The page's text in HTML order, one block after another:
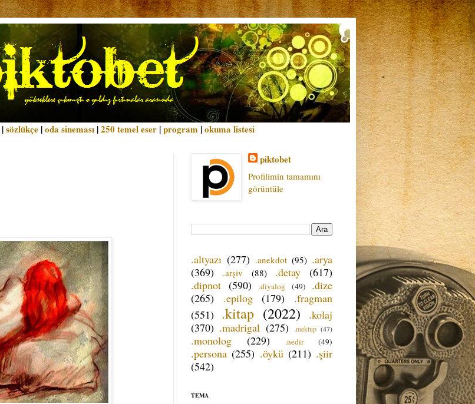
|sözlükçe |oda sineması |250 temel eser |program |okuma listesi
piktobet
Profilimin tamamını
görüntüle
.altyazı (277) .anekdot (95) .arya
(369)
.arşiv (88) .detay
(617)
.dipnot (590) .diyalog (49)
.dize
(265)
.epilog (179)
.fragman
(551) .kitap (2022)
.kolaj
(370) .madrigal (275) .mektup (47)
.monolog (229) .nedir (49)
.persona (255) .öykü (211) .şiir
(542)
TEMA